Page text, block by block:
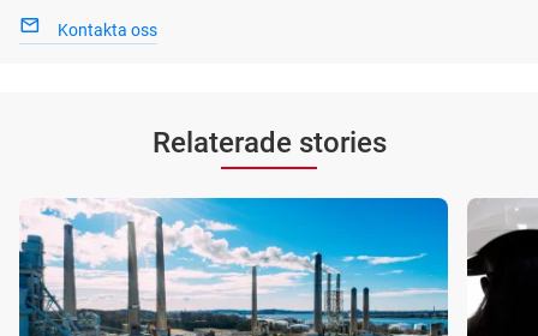
Kontakta oss
Relaterade stories